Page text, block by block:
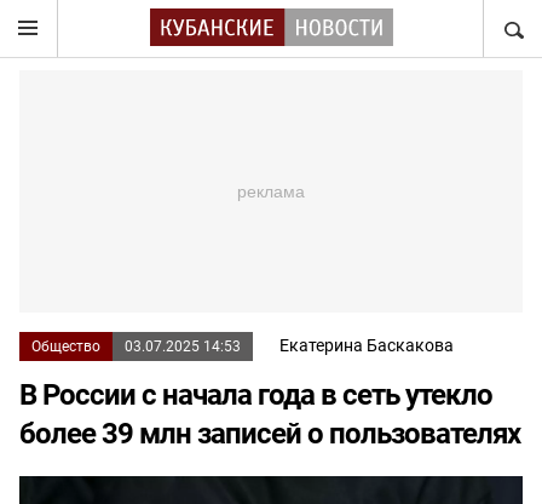
Общество 03.07.2025 14:53 Екатерина Баскакова
В России с начала года в сеть утекло
более 39 млн записей о пользователях